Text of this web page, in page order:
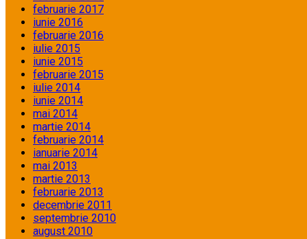
februarie 2017
iunie 2016
februarie 2016
iulie 2015
iunie 2015
februarie 2015
iulie 2014
iunie 2014
mai 2014
martie 2014
februarie 2014
ianuarie 2014
mai 2013
martie 2013
februarie 2013
decembrie 2011
septembrie 2010
august 2010